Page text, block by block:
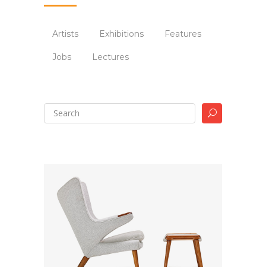
Artists Exhibitions Features
Jobs Lectures